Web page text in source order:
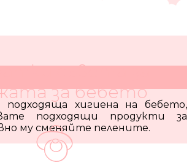
съвета за
за бебето
подходяща хигиена на бебето,
подходящи продукти за
му сменяйте пелените.